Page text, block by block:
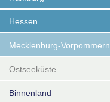
Hessen
Mecklenburg-Vorpommern
Ostseeküste
Binnenland